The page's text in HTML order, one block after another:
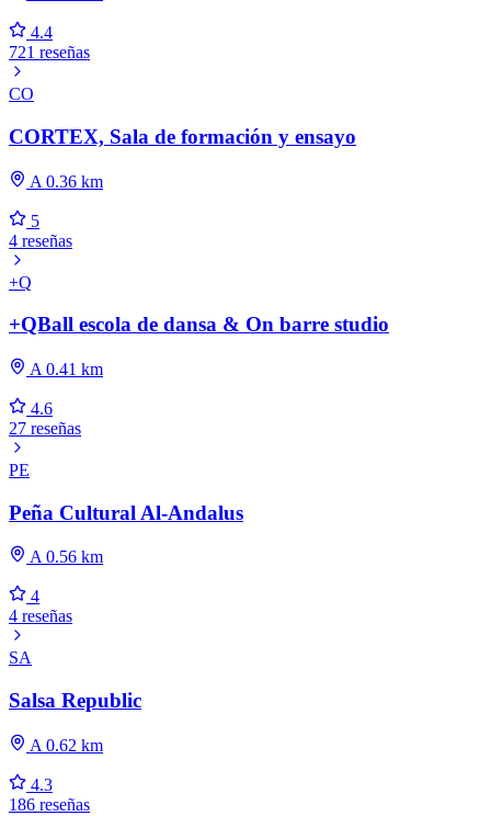
4.4
721 reseñas
CO
CORTEX, Sala de formación y ensayo
A 0.36 km
5
4 reseñas
+Q
+QBall escola de dansa & On barre studio
A 0.41 km
4.6
27 reseñas
PE
Peña Cultural Al-Andalus
A 0.56 km
4
4 reseñas
SA
Salsa Republic
A 0.62 km
4.3
186 reseñas